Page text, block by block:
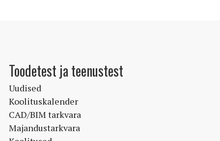
tootelehel.
Toodetest ja teenustest
Uudised
Koolituskalender
CAD/BIM tarkvara
Majandustarkvara